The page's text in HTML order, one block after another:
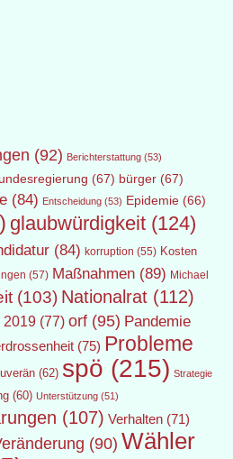
(92) Berichterstattung (53)
(67) bürger (67)
(84) Entscheidung (53) Epidemie (66)
glaubwürdigkeit (124)
(84) korruption (55) Kosten
(57) Maßnahmen (89) Michael
(103) Nationalrat (112)
2019 (77) orf (95) Pandemie
(75) Probleme
(62) spö (215) Strategie
(60) Unterstützung (51)
(107) Verhalten (71)
(90) Wähler